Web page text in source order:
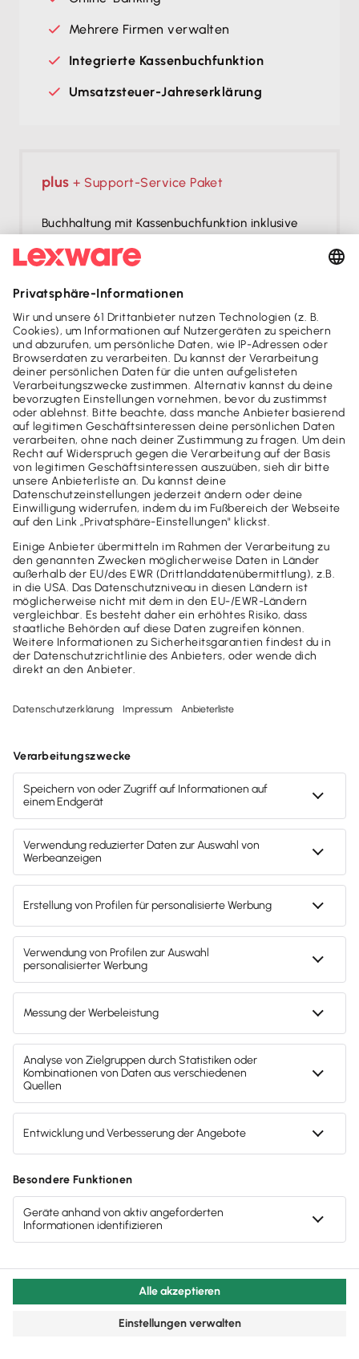
Mehrere Firmen verwalten
Integrierte Kassenbuchfunktion
Umsatzsteuer-Jahreserklärung
plus+ Support-Service Paket
Buchhaltung mit Kassenbuchfunktion inklusive
Support-Service Paket
37,80 € mtl. Rate
(zzgl. MwSt.)
oder453,60 €jährl.(zzgl. MwSt.)
Jetzt bestellen
30 Tage testen
Für Windows-Nutzer
Sofort downloaden
1 Arbeitsplatz
Vollständige Buchhaltung
ELSTER- & DATEV-Schnittstelle
Online-Banking
Mehrere Firmen verwalten
Support-Service Paket
Kostenlose, telefonische Starthilfe
für Lexware buchhaltung
Damit du ruckzuck mitLexware
buchhaltung basis/plus
unserem kostenlosen
Einrichtungsservice. Unsere Profis